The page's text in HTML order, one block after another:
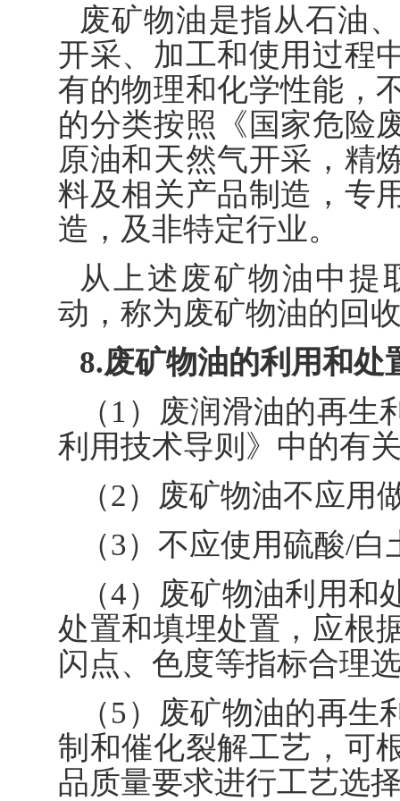
废矿物油是指从石油
开采、加工和使用过程
有的物理和化学性能，
的分类按照《国家危险
原油和天然气开采，精
料及相关产品制造，专
造，及非特定行业。
从上述废矿物油中提
动，称为废矿物油的回
8.废矿物油的利用和
（1）废润滑油的再
利用技术导则》中的有
（2）废矿物油不应用
（3）不应使用硫酸/
（4）废矿物油利用
处置和填埋处置，应根
闪点、色度等指标合理
（5）废矿物油的再
制和催化裂解工艺，可
品质量要求进行工艺选